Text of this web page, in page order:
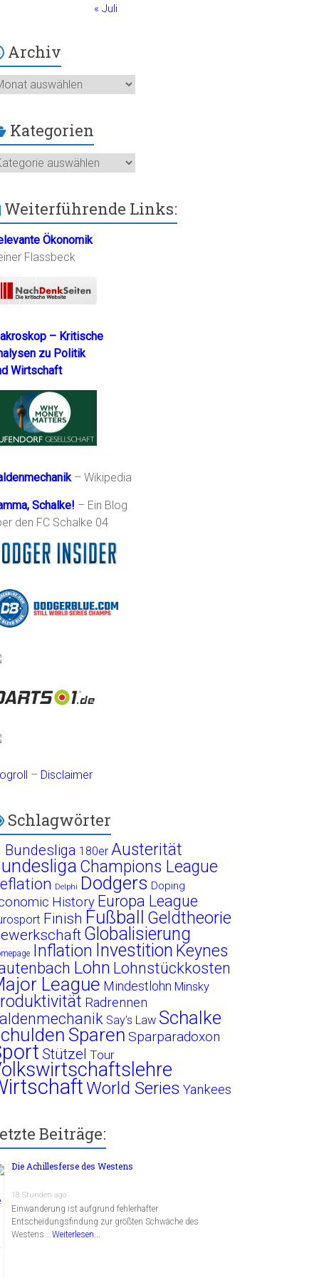
« Juli
Archiv
Kategorien
Weiterführende Links:
Ökonomik
Flassbeck
– Kritische
zu Politik
Wirtschaft
– Wikipedia
Schalke! – Ein Blog
den FC Schalke 04
– Disclaimer
Schlagwörter
Bundesliga 180er Austerität
Champions League
Delphi Dodgers Doping
History Europa League
Finish Fußball Geldtheorie
Globalisierung
Inflation Investition Keynes
Lohn Lohnstückkosten
League Mindestlohn Minsky
Radrennen
Say's Law Schalke
Sparen Sparparadoxon
Stützel Tour
World Series Yankees
Beiträge:
Die Achillesferse des Westens
18 Stunden ago
Einwanderung ist aufgrund fehlerhafter
Entscheidungsfindung zur größten Schwäche des
Westens …Weiterlesen...